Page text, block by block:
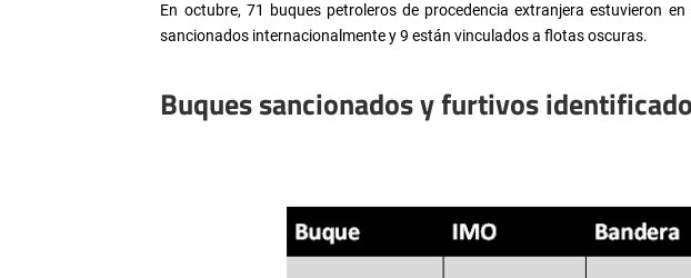
En octubre, 71 buques petroleros de procedencia extranjera estuvieron
sancionados internacionalmente y 9 están vinculados a flotas oscuras.
Buques sancionados y furtivos